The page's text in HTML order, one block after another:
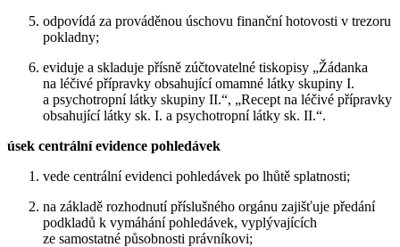
odpovídá za prováděnou úschovu finanční hotovosti v trezoru
pokladny;
eviduje a skladuje přísně zúčtovatelné tiskopisy „Žádanka
na léčivé přípravky obsahující omamné látky skupiny I.
a psychotropní látky skupiny II.“, „Recept na léčivé přípravky
obsahující látky sk. I. a psychotropní látky sk. II.“.
úsek centrální evidence pohledávek
vede centrální evidenci pohledávek po lhůtě splatnosti;
na základě rozhodnutí příslušného orgánu zajišťuje předání
podkladů k vymáhání pohledávek, vyplývajících
ze samostatné působnosti právníkovi;